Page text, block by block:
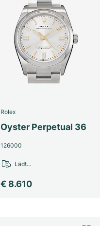
Rolex
Oyster Perpetual 36
126000
€ 8.610
Lädt...